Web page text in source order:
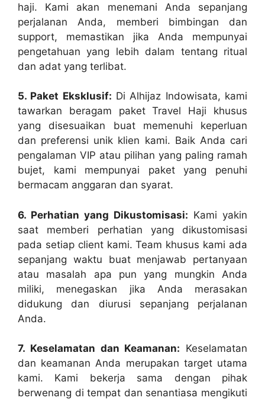
haji. Kami akan menemani Anda sepanjang
perjalanan Anda, memberi bimbingan dan
support, memastikan jika Anda mempunyai
pengetahuan yang lebih dalam tentang ritual
dan adat yang terlibat.
5. Paket Eksklusif: Di Alhijaz Indowisata, kami
tawarkan beragam paket Travel Haji khusus
yang disesuaikan buat memenuhi keperluan
dan preferensi unik klien kami. Baik Anda cari
pengalaman VIP atau pilihan yang paling ramah
bujet, kami mempunyai paket yang penuhi
bermacam anggaran dan syarat.
6. Perhatian yang Dikustomisasi: Kami yakin
saat memberi perhatian yang dikustomisasi
pada setiap client kami. Team khusus kami ada
sepanjang waktu buat menjawab pertanyaan
atau masalah apa pun yang mungkin Anda
miliki, menegaskan jika Anda merasakan
didukung dan diurusi sepanjang perjalanan
Anda.
7. Keselamatan dan Keamanan: Keselamatan
dan keamanan Anda merupakan target utama
kami. Kami bekerja sama dengan pihak
berwenang di tempat dan senantiasa mengikuti